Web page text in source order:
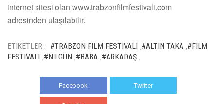
internet sitesi olan www.trabzonfilmfestivali.com
adresinden ulaşılabilir.
ETIKETLER : #TRABZON FILM FESTIVALI #ALTIN TAKA #FILM
FESTIVALI #NILGÜN #BABA #ARKADAŞ
Facebook Twitter